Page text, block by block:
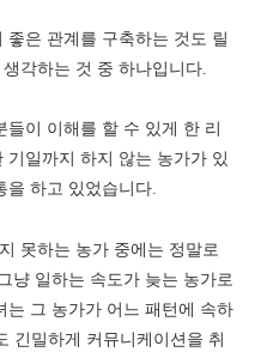
은 관계를 구축하는 것도 릴
각하는 것 중 하나입니다.
이 이해를 할 수 있게 한 리
일까지 하지 않는 농가가 있
을 하고 있었습니다.
못하는 농가 중에는 정말로
냥 일하는 속도가 늦는 농가로
는 그 농가가 어느 패턴에 속하
긴밀하게 커뮤니케이션을 취